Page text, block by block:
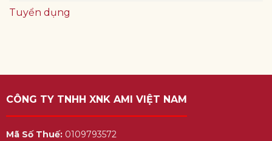
Tuyển dụng
CÔNG TY TNHH XNK AMI VIỆT NAM
Mã Số Thuế:0109793572